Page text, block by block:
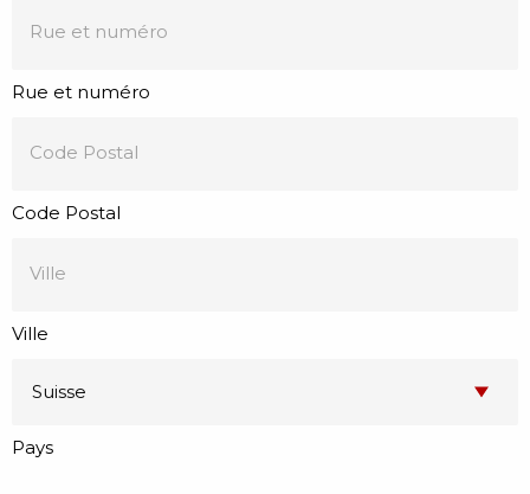
Rue et numéro
Code Postal
Ville
Pays